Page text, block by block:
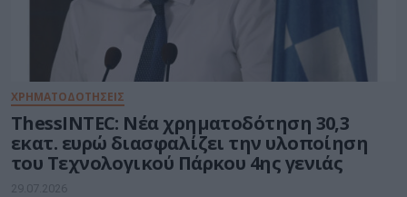
ΧΡΗΜΑΤΟΔΟΤΗΣΕΙΣ
ThessINTEC: Νέα χρηματοδότηση 30,3
εκατ. ευρώ διασφαλίζει την υλοποίηση
του Τεχνολογικού Πάρκου 4ης γενιάς
29.07.2026